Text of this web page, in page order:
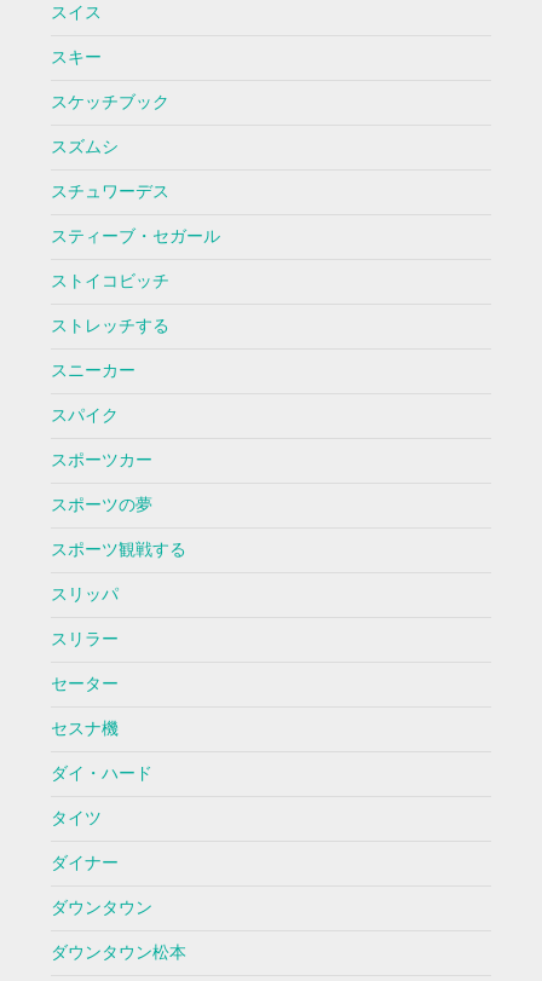
スイス
スキー
スケッチブック
スズムシ
スチュワーデス
スティーブ・セガール
ストイコビッチ
ストレッチする
スニーカー
スパイク
スポーツカー
スポーツの夢
スポーツ観戦する
スリッパ
スリラー
セーター
セスナ機
ダイ・ハード
タイツ
ダイナー
ダウンタウン
ダウンタウン松本